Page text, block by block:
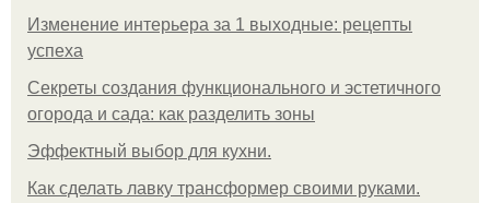
Изменение интерьера за 1 выходные: рецепты
успеха
Секреты создания функционального и эстетичного
огорода и сада: как разделить зоны
Эффектный выбор для кухни.
Как сделать лавку трансформер своими руками.